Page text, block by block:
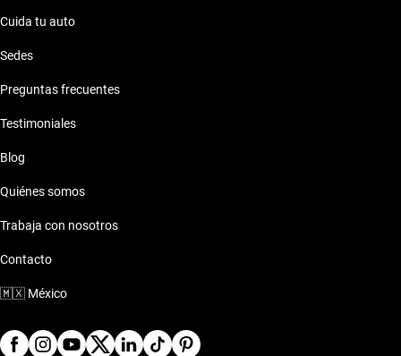
Cuida tu auto
Sedes
Preguntas frecuentes
Testimoniales
Blog
Quiénes somos
Trabaja con nosotros
Contacto
🇲🇽 México